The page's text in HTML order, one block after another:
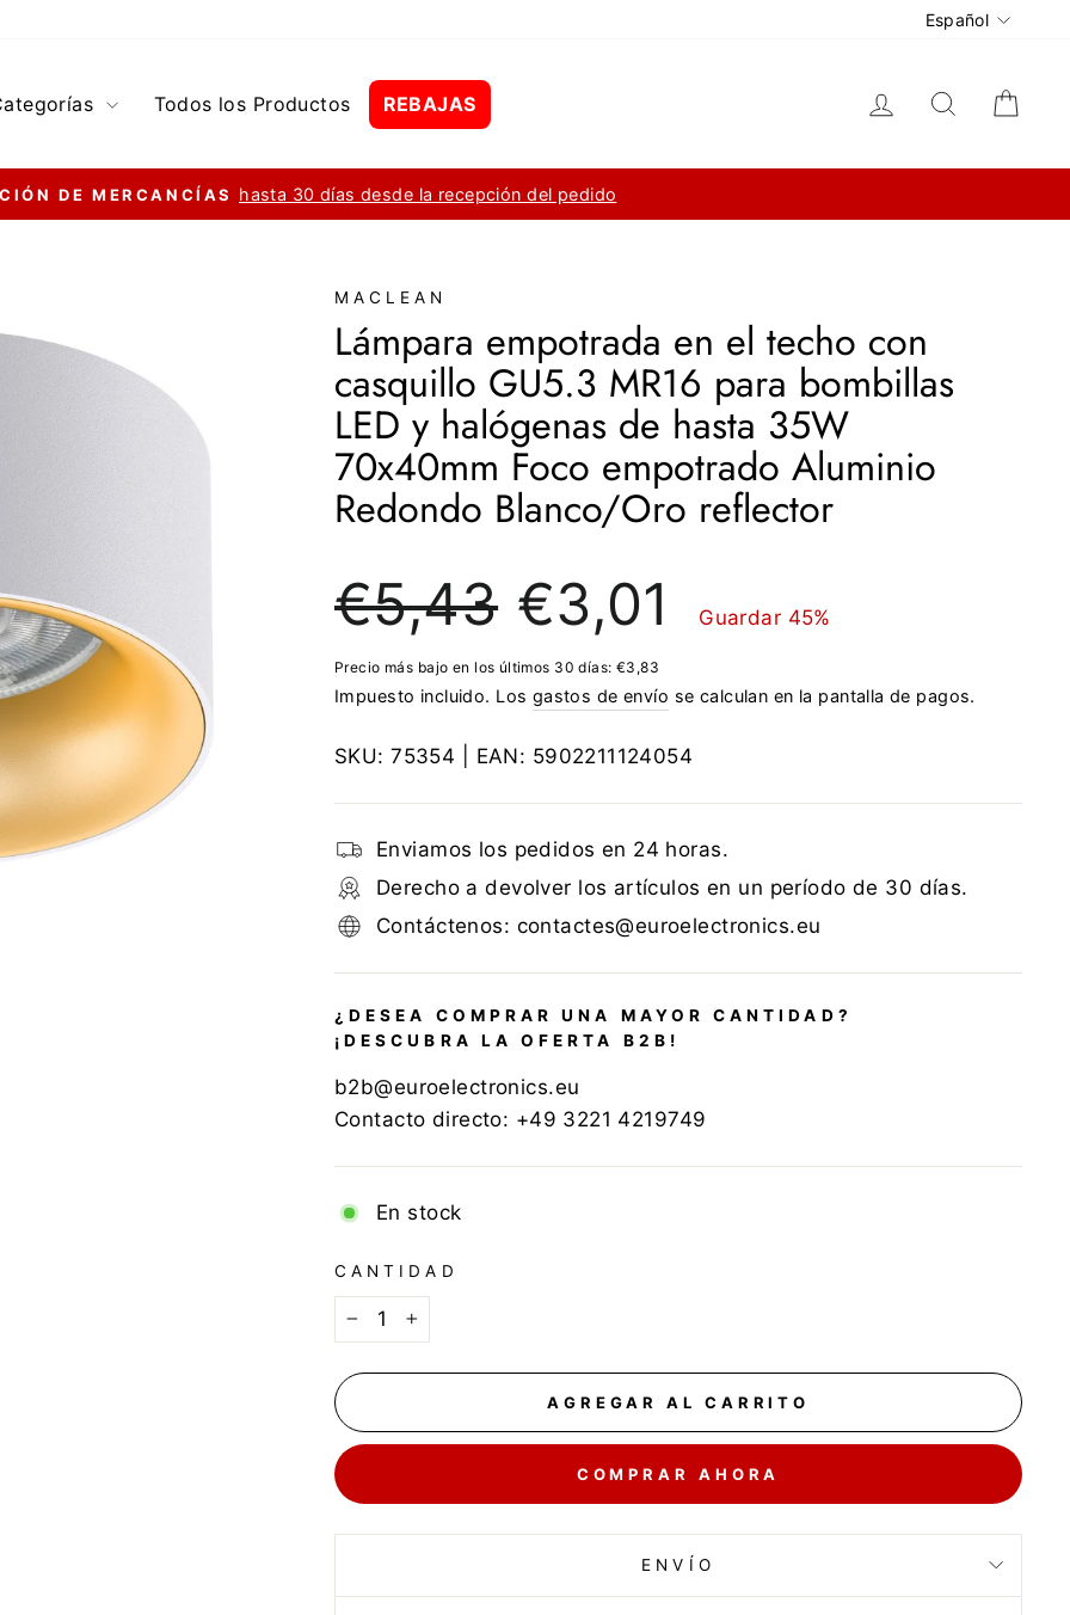
Idioma
Español
Todos los Productos REBAJAS Ingresar Buscar
diapositivas
DE MERCANCÍAS hasta 30 días desde la recepción del pedido
MACLEAN
Lámpara empotrada en el techo con
casquillo GU5.3 MR16 para bombillas
LED y halógenas de hasta 35W
70x40mm Foco empotrado Aluminio
Redondo Blanco/Oro reflector
regular
€5,43
de
€3,01 Guardar 45%
Precio más bajo en los últimos 30 días:€3,83
Impuesto incluido. Los gastos de envío se calculan en la pantalla de pagos.
SKU:75354 | EAN: 5902211124054
Enviamos los pedidos en 24 horas.
Derecho a devolver los artículos en un período de 30 días.
Contáctenos: contactes@euroelectronics.eu
¿DESEA COMPRAR UNA MAYOR CANTIDAD?
¡DESCUBRA LA OFERTA B2B!
b2b@euroelectronics.eu
Contacto directo: +49 3221 4219749
En stock
CANTIDAD
AGREGAR AL CARRITO
COMPRAR AHORA
ENVÍO